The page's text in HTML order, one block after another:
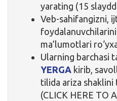
yarating (15
Veb-sahifangizni,
ma’lumotlari
Ularning barchasi
YERGA kirib,
tilida ariza
(CLICK HERE TO